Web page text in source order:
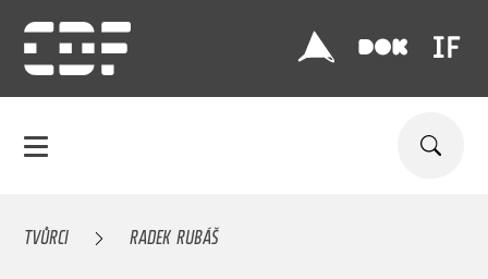
TVŮRCI RADEK RUBÁŠ